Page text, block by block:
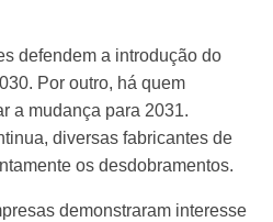
defendem a introdução do
Por outro, há quem
a mudança para 2031.
diversas fabricantes de
os desdobramentos.
demonstraram interesse